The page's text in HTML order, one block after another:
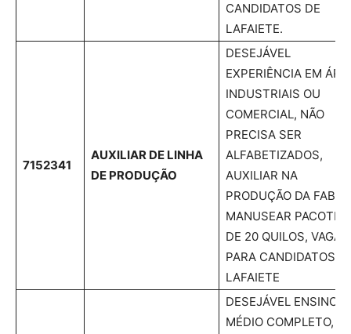
CANDIDATOS DE
LAFAIETE.
7152341
AUXILIAR DE LINHA
DE PRODUÇÃO
DESEJÁVEL
EXPERIÊNCIA EM
INDUSTRIAIS OU
COMERCIAL, NÃO
PRECISA SER
ALFABETIZADOS,
AUXILIAR NA
PRODUÇÃO DA
MANUSEAR PACOTES
DE 20 QUILOS, VAGAS
PARA CANDIDATOS
LAFAIETE
DESEJÁVEL ENSINO
MÉDIO COMPLETO,